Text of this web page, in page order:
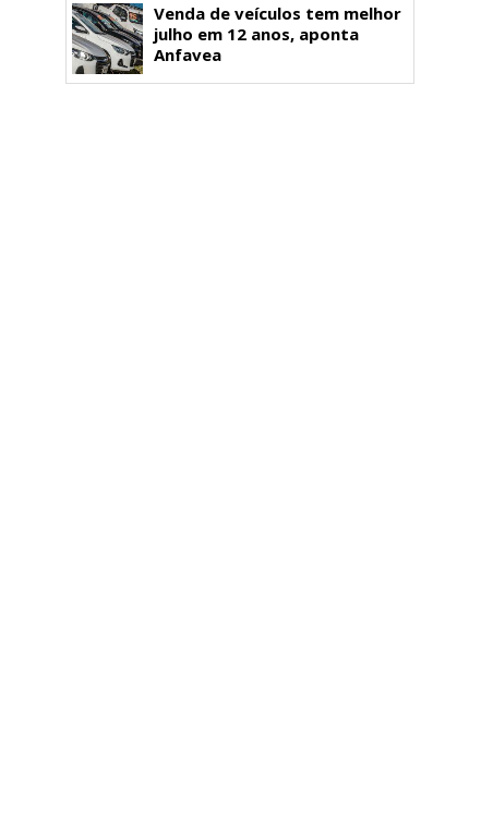
Venda de veículos tem melhor
julho em 12 anos, aponta
Anfavea